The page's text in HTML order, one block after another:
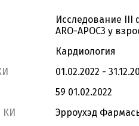
Исследование III
ARO-APOC3 у
Кардиология
01.02.2022 -
59 01.02.2022
КИ
Эрроухэд